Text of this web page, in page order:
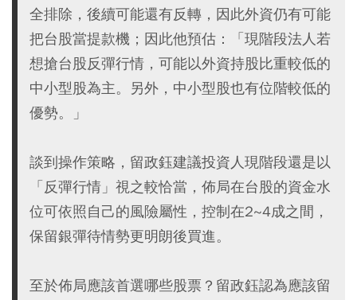
全排除，後續可能還有反轉，因此外資仍有可能
把台股當提款機；因此他預估：「現階段法人若
想搶台股反彈行情，可能以外資持股比重較低的
中小型股為主。另外，中小型股也有位階較低的
優勢。」
談到操作策略，留政鈺建議投資人現階段還是以
「反彈行情」視之較恰當，佈局在台股的資金水
位可依照自己的風險屬性，控制在2~4成之間，
保留銀彈待情勢更明朗後買進。
至於佈局應該首選哪些股票？留政鈺認為應該留